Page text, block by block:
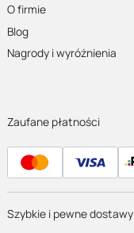
O firmie
Blog
Nagrody i wyróżnienia
Zaufane płatności
Szybkie i pewne dostawy